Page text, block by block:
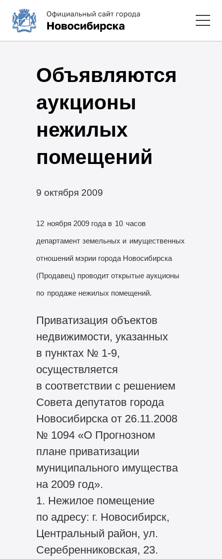
Объявляются
аукционы
нежилых
помещений
9 октября 2009
12 ноября 2009 года в 10 часов
департамент земельных и имущественных
отношений мэрии города Новосибирска
(Продавец) проводит открытые аукционы
по продаже нежилых помещений.
Приватизация объектов
недвижимости, указанных
в пунктах № 1-9,
осуществляется
в соответствии с решением
Совета депутатов города
Новосибирска от 26.11.2008
№ 1094 «О Прогнозном
плане приватизации
муниципального имущества
на 2009 год».
1. Нежилое помещение
по адресу: г. Новосибирск,
Центральный район, ул.
Серебренниковская, 23.